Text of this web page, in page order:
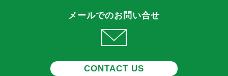
メールでのお問い合せ
CONTACT US